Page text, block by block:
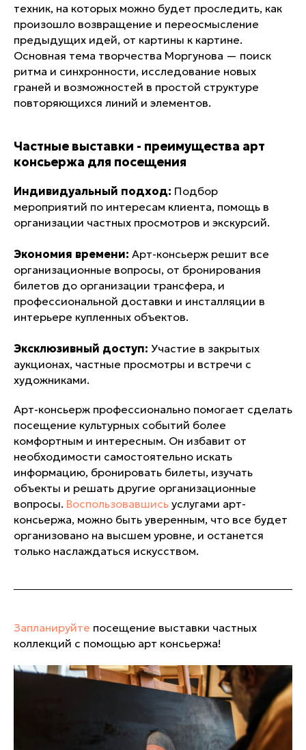
техник, на которых можно будет проследить, как
произошло возвращение и переосмысление
предыдущих идей, от картины к картине.
Основная тема творчества Моргунова — поиск
ритма и синхронности, исследование новых
граней и возможностей в простой структуре
повторяющихся линий и элементов.
Частные выставки - преимущества арт
консьержа для посещения
Индивидуальный подход: Подбор
мероприятий по интересам клиента, помощь в
организации частных просмотров и экскурсий.
Экономия времени: Арт-консьерж решит все
организационные вопросы, от бронирования
билетов до организации трансфера, и
профессиональной доставки и инсталляции в
интерьере купленных объектов.
Эксклюзивный доступ: Участие в закрытых
аукционах, частные просмотры и встречи с
художниками.
Арт-консьерж профессионально помогает сделать
посещение культурных событий более
комфортным и интересным. Он избавит от
необходимости самостоятельно искать
информацию, бронировать билеты, изучать
объекты и решать другие организационные
вопросы. Воспользовавшись услугами арт-
консьержа, можно быть уверенным, что все будет
организовано на высшем уровне, и останется
только наслаждаться искусством.
Запланируйте посещение выставки частных
коллекций с помощью арт консьержа!